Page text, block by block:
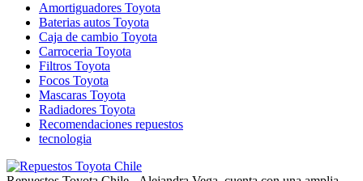
Amortiguadores Toyota
Baterias autos Toyota
Caja de cambio Toyota
Carroceria Toyota
Filtros Toyota
Focos Toyota
Mascaras Toyota
Radiadores Toyota
Recomendaciones repuestos
tecnologia